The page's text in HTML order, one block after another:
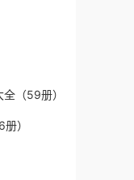
（59册）
）